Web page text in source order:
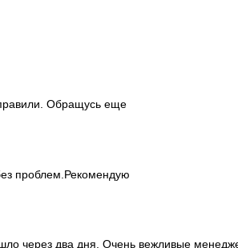
Обращусь еще
проблем.Рекомендую
через два дня. Очень вежливые